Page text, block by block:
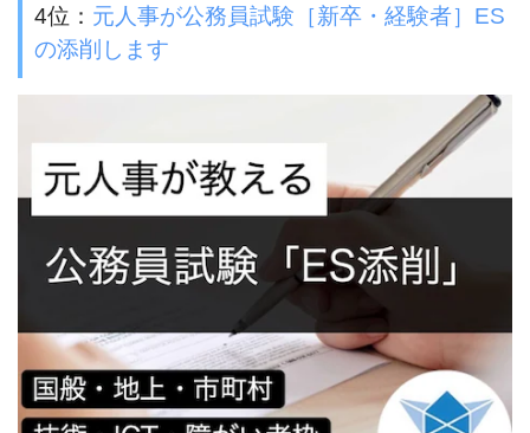
4位： 元人事が公務員試験［新卒・経験者］ES
の添削します